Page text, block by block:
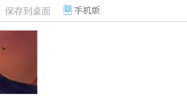
保存到桌面